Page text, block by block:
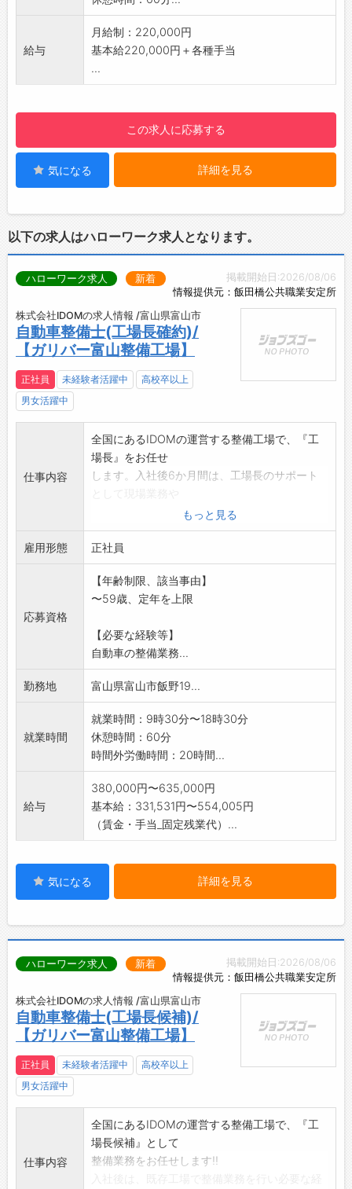
長などの管理職へのキャリアアップも可能です
◎
・社歴や年齢に関係なく、チャレンジする意欲
りがいを持って働ける環境です♪
・20代～30代の役職者も活躍しており、自分
に合った目標を持って働けることが当社の強み
【先輩社員の声】
時間が過ぎました。」
があり、丁寧に接客することで、お客様から
『こんなに親切に対応してもらえるなんて！』
と感動の声をいただくこともあり、とても嬉し
かったです。
また、先輩方も皆さん親切で優しく、知識や
スキルが豊富なので、尊敬しています。
いつか私も『この人についていきたい！』と
す。」
・オンとオフのメリハリをつけながら働ける環
境です♪
【1日の業務の流れ】
■先輩と交流：分からないことがあればすぐに
相談できます♪
■売上管理：​日々の売上を確認します。
■閉店：​一日の振り返りを行い、翌日に備えま
す！
コミュニケーションスキルが磨かれ、自分自身
・お客様から感謝の言葉をいただける瞬間は最
【約2ヶ月間の充実した研修カリキュラム】
◆座学研修
・入社後14日間の座学研修で、ビジネスマナー
や接客スキル、各種サービスや機種のスペック
をはじめとする専門知識を習得します。
◆OJT研修
・店舗配属後、入社して2ヶ月間はOJTにより
先輩がしっかりとサポートします♪
・分からないことがあればすぐに相談できる環
・先輩社員の8割以上が業界未経験からの入社
で、悩みにも共感しやすく、実体験を活かした
的確なアドバイスをしてくれます＾＾
◆社内研修
・店舗配属後も、全社員向けに定期的に開催さ
れる研修で、人間力を高める機会があります！
ーク研修」「話し方研修」など、 ゲームや実践
を交えながら、楽しくスキルアップできる内容
【ステップアップ】
・資格取得支援や試験のバックアップが充実し
ており、社員の成長をサポートします！
・個人の頑張りをしっかり評価し、店長や副店
◎
・社歴や年齢に関係なく、チャレンジする意欲
を大切にし、応援します♪
【職場の雰囲気】
りがいを持って働ける環境です♪
・20代～30代の役職者も活躍しており、自分
です◎
「研修期間中は、教育担当の方が私たちのペー
スに合わせて進めてくださり、あっという間に
時間が過ぎました。」
「お客様一人ひとりとじっくり向き合える環境
があり、丁寧に接客することで、お客様から
『こんなに親切に対応してもらえるなんて！』
と感動の声をいただくこともあり、とても嬉し
また、先輩方も皆さん親切で優しく、知識や
スキルが豊富なので、尊敬しています。
いつか私も『この人についていきたい！』と
思ってもらえるようなスタッフになりたいで
給与
月給制：220,000円
基本給220,000円＋各種手当
...
この求人に応募する
気になる 詳細を見る
以下の求人はハローワーク求人となります。
掲載開始日:2026/08/06
情報提供元：飯田橋公共職業安定所
ハローワーク求人 新着
株式会社IDOMの求人情報 /富山県富山市
自動車整備士(工場長確約)/
【ガリバー富山整備工場】
正社員 未経験者活躍中
高校卒以上
男女活躍中
仕事内容
全国にあるIDOMの運営する整備工場で、『工
場長』をお任せ
します。入社後6か月間は、工場長のサポート
システム理解等必要な経験を積んで頂きます。
その後、新規工場の
立ち上げ等に際して、工場長としてご活躍いた
だく予定です。
なお、工場長としての着任時期やタイミング
は、あなたの働き方や
【具体的な業務内容】
※整備業務:高品質な整備を行い、顧客の信頼を
築く
※従業員の教育育成:スキル向上・全体の業務効
※管理業務:リスクマネジメント・工程管理・部
品管理・工程管理
外注管理・労務管理など従業員が働きやすい
環境づくり
※業務変更範囲:会社の定める範囲
もっと見る
雇用形態 正社員
応募資格
【年齢制限、該当事由】
〜59歳、定年を上限
【必要な経験等】
自動車の整備業務...
勤務地 富山県富山市飯野19...
就業時間
就業時間：9時30分〜18時30分
休憩時間：60分
時間外労働時間：20時間...
給与
380,000円〜635,000円
基本給：331,531円〜554,005円
（賃金・手当_固定残業代）...
気になる 詳細を見る
掲載開始日:2026/08/06
情報提供元：飯田橋公共職業安定所
ハローワーク求人 新着
株式会社IDOMの求人情報 /富山県富山市
自動車整備士(工場長候補)/
【ガリバー富山整備工場】
正社員 未経験者活躍中
高校卒以上
男女活躍中
仕事内容
全国にあるIDOMの運営する整備工場で、『工
場長候補』として
整備業務をお任せします!!